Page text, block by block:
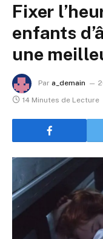
Fixer
enfants
une
Par a_demain
14 Minutes de Lecture